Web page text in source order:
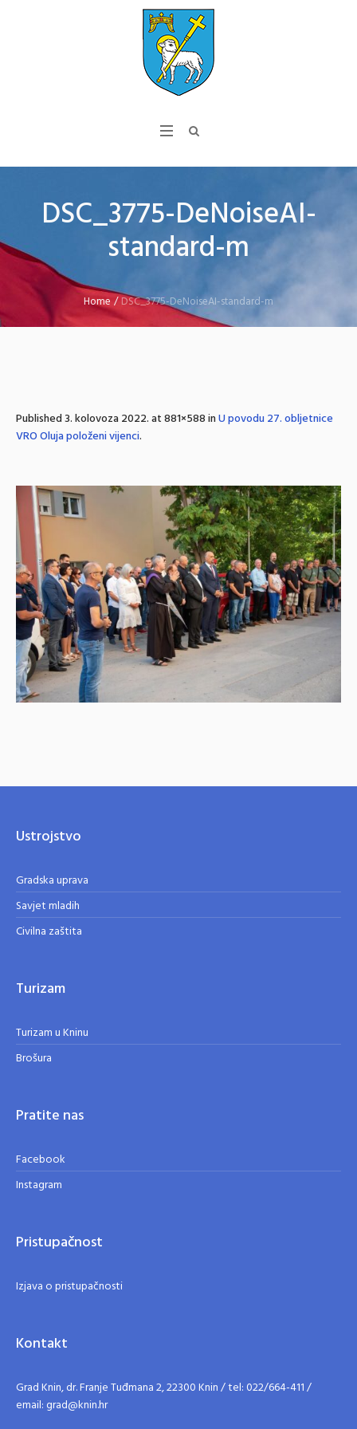
DSC_3775-DeNoiseAI-
standard-m
Home /DSC_3775-DeNoiseAI-standard-m
Published3. kolovoza 2022.at 881×588 inU povodu 27. obljetnice
VRO Oluja položeni vijenci.
Ustrojstvo
Gradska uprava
Savjet mladih
Civilna zaštita
Turizam
Turizam u Kninu
Brošura
Pratite nas
Facebook
Instagram
Pristupačnost
Izjava o pristupačnosti
Kontakt
Grad Knin, dr. Franje Tuđmana 2, 22300 Knin / tel: 022/664-411 /
email: grad@knin.hr